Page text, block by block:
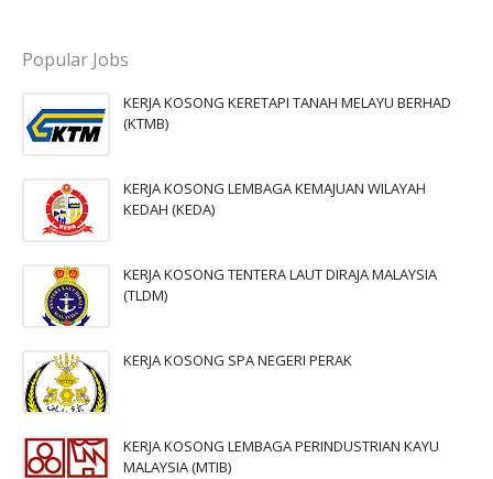
Popular Jobs
KERJA KOSONG KERETAPI TANAH MELAYU BERHAD
(KTMB)
KERJA KOSONG LEMBAGA KEMAJUAN WILAYAH
KEDAH (KEDA)
KERJA KOSONG TENTERA LAUT DIRAJA MALAYSIA
(TLDM)
KERJA KOSONG SPA NEGERI PERAK
KERJA KOSONG LEMBAGA PERINDUSTRIAN KAYU
MALAYSIA (MTIB)